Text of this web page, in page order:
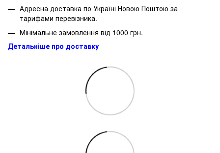
Адресна доставка по Україні Новою Поштою за
тарифами перевізника.
Мінімальне замовлення від 1000 грн.
Детальніше про доставку